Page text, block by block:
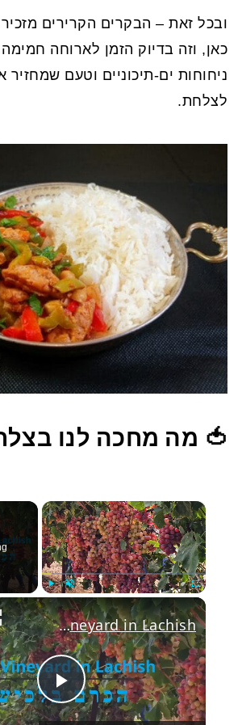
ובכל זאת – הבקרים הקרירים
כאן, וזה בדיוק הזמן לארוחה
ניחוחות ים-תיכוניים וטעם שמחזיר
לצלחת.
🍅 מה מחכה לנו
×
Play Unmute
Play
The vineyard in Lachish